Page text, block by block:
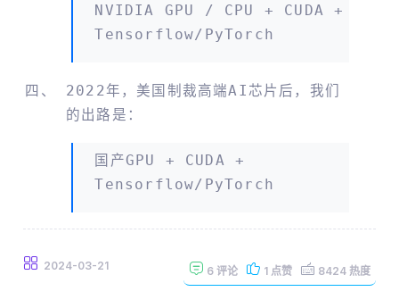
NVIDIA GPU / CPU + CUDA +
Tensorflow/PyTorch
2022年，美国制裁高端AI芯片后，我们
的出路是：
国产GPU + CUDA +
Tensorflow/PyTorch
2024-03-21 6 评论 1 点赞 8424 热度